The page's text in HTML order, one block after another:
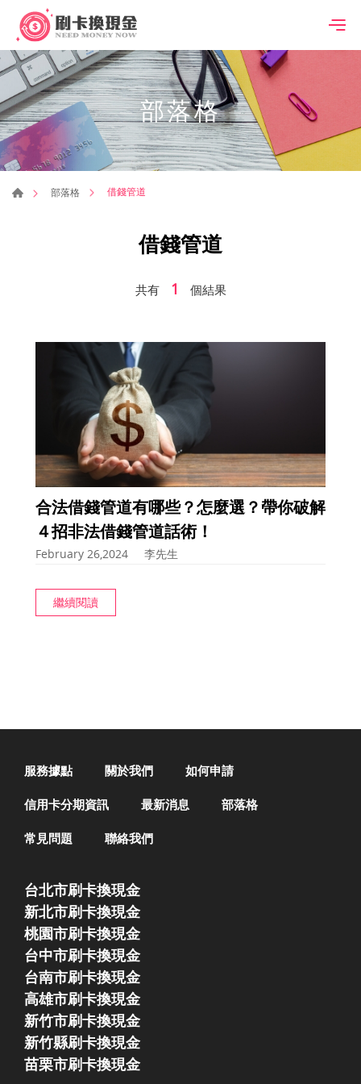
部落格
部落格 借錢管道
借錢管道
共有 1 個結果
合法借錢管道有哪些？怎麼選？帶你破解
４招非法借錢管道話術！
February 26,2024 李先生
繼續閱讀
服務據點 關於我們 如何申請
信用卡分期資訊 最新消息 部落格
常見問題 聯絡我們
台北市刷卡換現金
新北市刷卡換現金
桃園市刷卡換現金
台中市刷卡換現金
台南市刷卡換現金
高雄市刷卡換現金
新竹市刷卡換現金
新竹縣刷卡換現金
苗栗市刷卡換現金